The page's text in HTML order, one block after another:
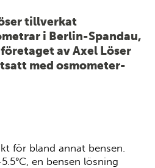
tillverkat
i Berlin-Spandau,
av Axel Löser
med osmometer-
för bland annat bensen.
en bensen lösning